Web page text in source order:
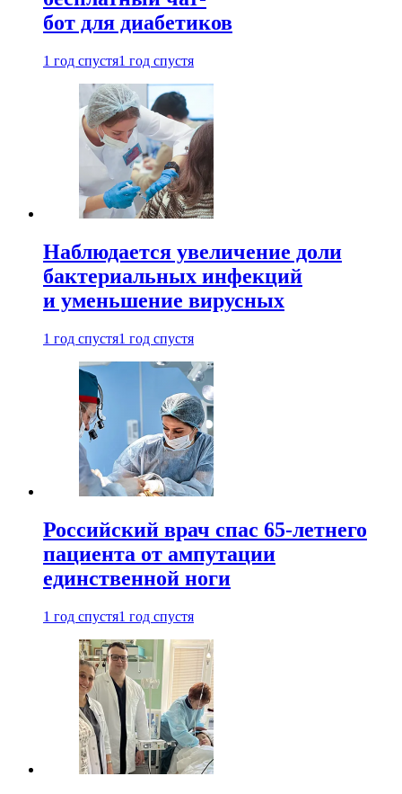
бот для диабетиков
1 год спустя1 год спустя
Наблюдается увеличение доли
бактериальных инфекций
и уменьшение вирусных
1 год спустя1 год спустя
Российский врач спас 65-летнего
пациента от ампутации
единственной ноги
1 год спустя1 год спустя